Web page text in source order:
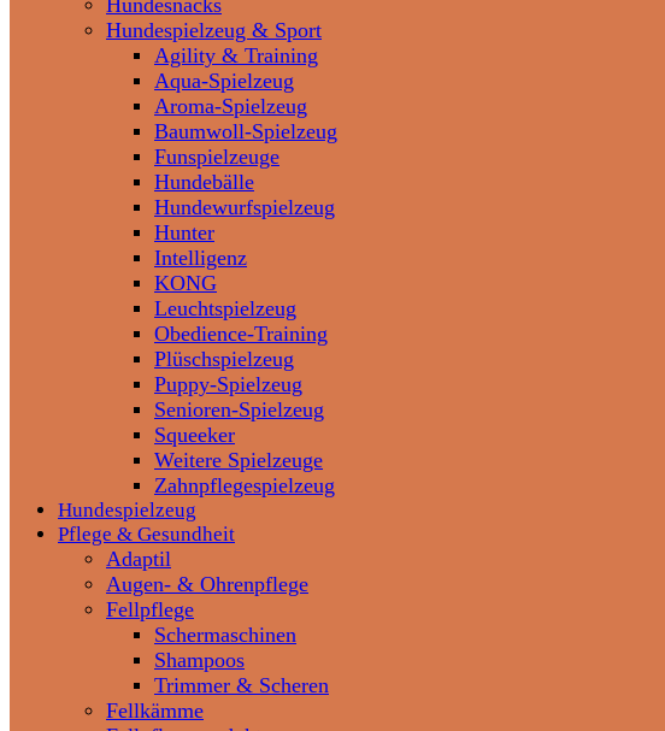
Hundesnacks
Hundespielzeug & Sport
Agility & Training
Aqua-Spielzeug
Aroma-Spielzeug
Baumwoll-Spielzeug
Funspielzeuge
Hundebälle
Hundewurfspielzeug
Hunter
Intelligenz
KONG
Leuchtspielzeug
Obedience-Training
Plüschspielzeug
Puppy-Spielzeug
Senioren-Spielzeug
Squeeker
Weitere Spielzeuge
Zahnpflegespielzeug
Hundespielzeug
Pflege & Gesundheit
Adaptil
Augen- & Ohrenpflege
Fellpflege
Schermaschinen
Shampoos
Trimmer & Scheren
Fellkämme